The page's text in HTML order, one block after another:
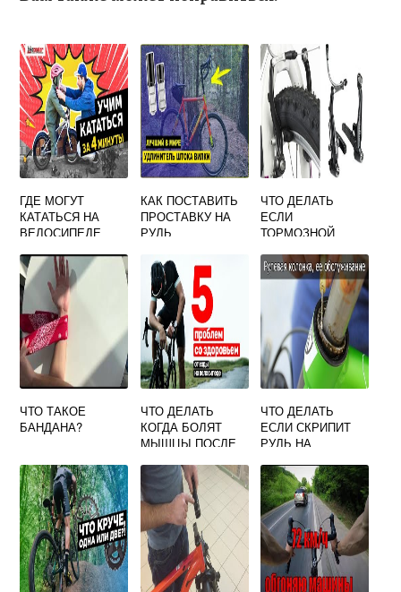
ГДЕ МОГУТ
КАТАТЬСЯ НА
ВЕЛОСИПЕДЕ
ДЕТИ
КАК ПОСТАВИТЬ
ПРОСТАВКУ НА
РУЛЬ
ЧТО ДЕЛАТЬ
ЕСЛИ
ТОРМОЗНОЙ
КОЛОДКУ НА
ВЕЛОСИПЕДЕ
ЧТО ТАКОЕ
БАНДАНА?
ЧТО ДЕЛАТЬ
КОГДА БОЛЯТ
МЫШЦЫ ПОСЛЕ
ЧТО ДЕЛАТЬ
ЕСЛИ СКРИПИТ
РУЛЬ НА